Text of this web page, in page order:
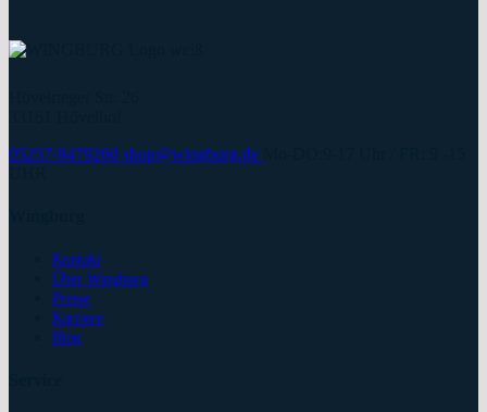
05257-9479260 shop@wingburg.de
Kontakt
Über Wingburg
Presse
Karriere
Blog